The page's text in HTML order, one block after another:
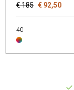
€ 185 € 92,50
40